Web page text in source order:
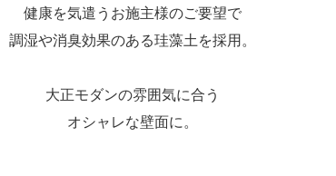
健康を気遣うお施主様のご要望で
調湿や消臭効果のある珪藻土を採用。
大正モダンの雰囲気に合う
オシャレな壁面に。